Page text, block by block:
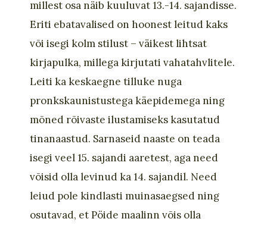
millest osa näib kuuluvat 13.-14. sajandisse.
Eriti ebatavalised on hoonest leitud kaks
või isegi kolm stilust – väikest lihtsat
kirjapulka, millega kirjutati vahatahvlitele.
Leiti ka keskaegne tilluke nuga
pronkskaunistustega käepidemega ning
mõned rõivaste ilustamiseks kasutatud
tinanaastud. Sarnaseid naaste on teada
isegi veel 15. sajandi aaretest, aga need
võisid olla levinud ka 14. sajandil. Need
leiud pole kindlasti muinasaegsed ning
osutavad, et Pöide maalinn võis olla